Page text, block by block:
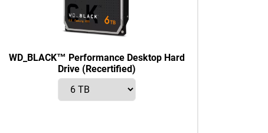
WD_BLACK™ Performance Desktop Hard
Drive (Recertified)